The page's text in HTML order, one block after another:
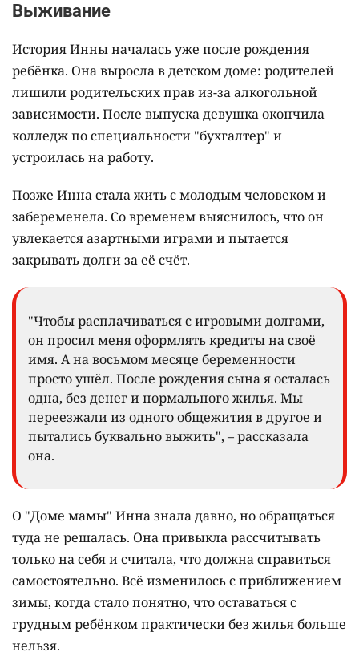
Выживание
История Инны началась уже после рождения
ребёнка. Она выросла в детском доме: родителей
лишили родительских прав из-за алкогольной
зависимости. После выпуска девушка окончила
колледж по специальности "бухгалтер" и
устроилась на работу.
Позже Инна стала жить с молодым человеком и
забеременела. Со временем выяснилось, что он
увлекается азартными играми и пытается
закрывать долги за её счёт.
"Чтобы расплачиваться с игровыми долгами,
он просил меня оформлять кредиты на своё
имя. А на восьмом месяце беременности
просто ушёл. После рождения сына я осталась
одна, без денег и нормального жилья. Мы
переезжали из одного общежития в другое и
пытались буквально выжить", – рассказала
она.
О "Доме мамы" Инна знала давно, но обращаться
туда не решалась. Она привыкла рассчитывать
только на себя и считала, что должна справиться
самостоятельно. Всё изменилось с приближением
зимы, когда стало понятно, что оставаться с
грудным ребёнком практически без жилья больше
нельзя.